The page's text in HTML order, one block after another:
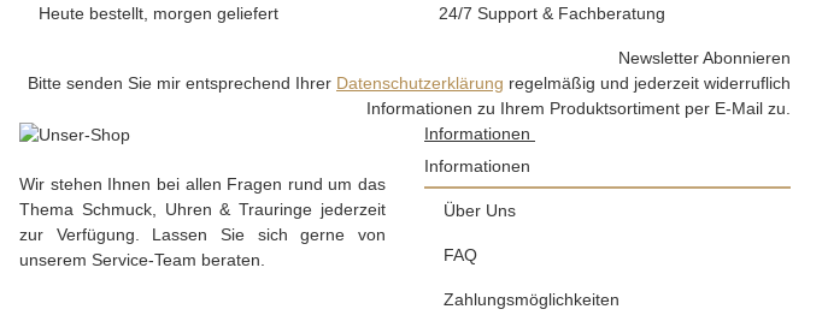
Heute bestellt, morgen geliefert
24/7 Support & Fachberatung
Newsletter Abonnieren
Bitte senden Sie mir entsprechend Ihrer Datenschutzerklärung regelmäßig und jederzeit widerruflich
Informationen zu Ihrem Produktsortiment per E-Mail zu.
Wir stehen Ihnen bei allen Fragen rund um das
Thema Schmuck, Uhren & Trauringe jederzeit
zur Verfügung. Lassen Sie sich gerne von
unserem Service-Team beraten.
Informationen
Informationen
Über Uns
FAQ
Zahlungsmöglichkeiten